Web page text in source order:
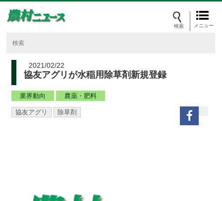
メニュー
2021/02/22
協友アグリが水稲用除草剤新規登録
業界動向 農薬・肥料
協友アグリ 除草剤